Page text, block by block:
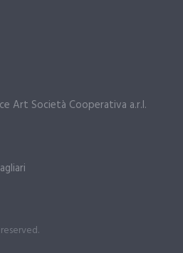
Art Società Cooperativa a.r.l.